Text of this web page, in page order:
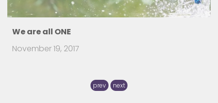
How to detect Balkan people in your
Neighbourh
July 31, 2016
There are travelers that visit a foreign country and
prev next